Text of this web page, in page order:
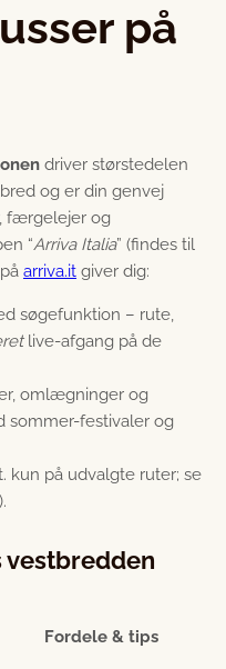
på
driver størstedelen
og er din genvej
færgelejer og
“Arriva Italia” (findes til
arriva.it giver dig:
søgefunktion – rute,
live-afgang på de
omlægninger og
sommer-festivaler og
kun på udvalgte ruter; se
Fordele & tips